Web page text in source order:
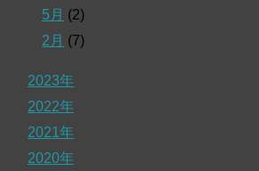
5月 (2)
2月 (7)
2023年
2022年
2021年
2020年